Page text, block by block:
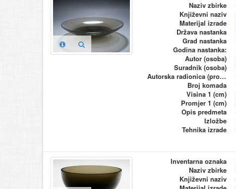
Naziv zbirke
Književni naziv
Materijal izrade
Država nastanka
Grad nastanka
Godina nastanka:
Autor (osoba)
Suradnik (osoba)
Autorska radionica (proizvođač)
Broj komada
Visina 1 (cm)
Promjer 1 (cm)
Opis predmeta
Izložbe
Tehnika izrade
Inventarna oznaka
Naziv zbirke
Književni naziv